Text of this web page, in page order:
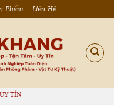
Phẩm Liên Hệ